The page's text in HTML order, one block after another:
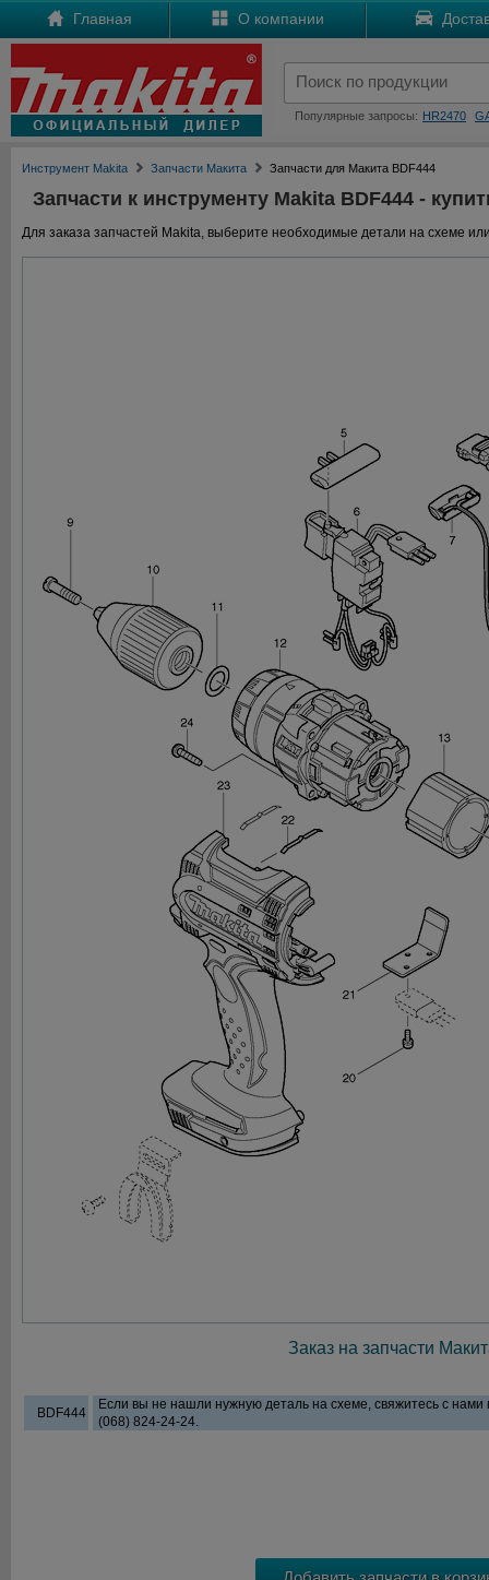
Главная О компании
Популярные запросы: HR2470
Инструмент Makita Запчасти Макита Запчасти для Макита BDF444
Запчасти к инструменту Makita BDF444 -
Для заказа запчастей Makita, выберите необходимые детали на схеме
Заказ на запчасти
BDF444
Если вы не нашли нужную деталь на схеме, свяжитесь с
(068) 824-24-24.